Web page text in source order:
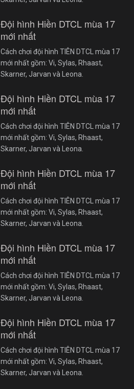
Đội hình Hiền DTCL mùa 17
mới nhất
Cách chơi đội hình TIÊN DTCL mùa 17
mới nhất gồm: Vi, Sylas, Rhaast,
Skarner, Jarvan và Leona.
Đội hình Hiền DTCL mùa 17
mới nhất
Cách chơi đội hình TIÊN DTCL mùa 17
mới nhất gồm: Vi, Sylas, Rhaast,
Skarner, Jarvan và Leona.
Đội hình Hiền DTCL mùa 17
mới nhất
Cách chơi đội hình TIÊN DTCL mùa 17
mới nhất gồm: Vi, Sylas, Rhaast,
Skarner, Jarvan và Leona.
Đội hình Hiền DTCL mùa 17
mới nhất
Cách chơi đội hình TIÊN DTCL mùa 17
mới nhất gồm: Vi, Sylas, Rhaast,
Skarner, Jarvan và Leona.
Đội hình Hiền DTCL mùa 17
mới nhất
Cách chơi đội hình TIÊN DTCL mùa 17
mới nhất gồm: Vi, Sylas, Rhaast,
Skarner, Jarvan và Leona.